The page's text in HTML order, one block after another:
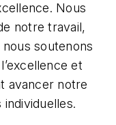
Nous
notre travail,
soutenons
et
avancer notre